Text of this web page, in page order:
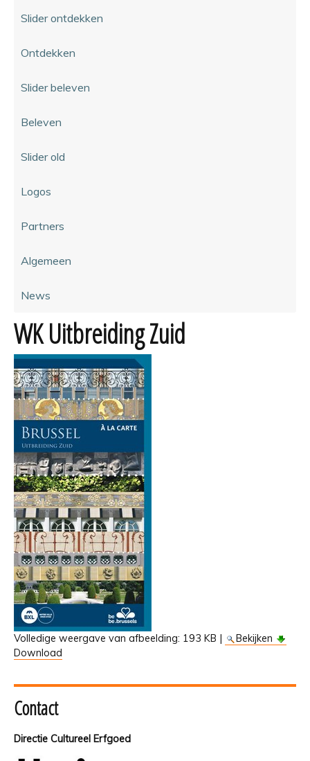
Slider ontdekken
Ontdekken
Slider beleven
Beleven
Slider old
Logos
Partners
Algemeen
News
WK Uitbreiding Zuid
Volledige weergave van afbeelding: 193 KB |
Bekijken
Download
Contact
Directie Cultureel Erfgoed